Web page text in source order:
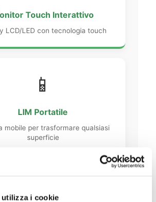
i cookie
Touch Interattivo
LCD/LED con tecnologia touch
📱
LIM Portatile
mobile per trasformare qualsiasi
superficie